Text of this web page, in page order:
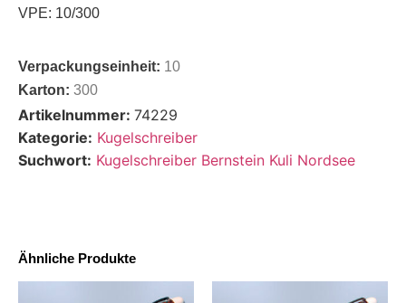
VPE: 10/300
Verpackungseinheit: 10
Karton: 300
Artikelnummer: 74229
Kategorie: Kugelschreiber
Suchwort: Kugelschreiber Bernstein Kuli Nordsee
Ähnliche Produkte